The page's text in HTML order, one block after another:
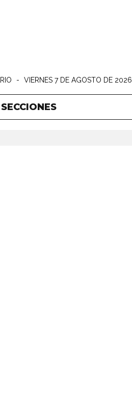
- VIERNES 7 DE AGOSTO DE 2026